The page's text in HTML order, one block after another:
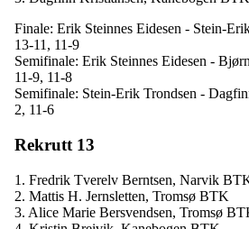
Finale: Erik Steinnes Eidesen - Stein-
13-11, 11-9
Semifinale: Erik Steinnes Eidesen -
11-9, 11-8
Semifinale: Stein-Erik Trondsen -
2, 11-6
Rekrutt 13
1. Fredrik Tverelv Berntsen, Narvik
2. Mattis H. Jernsletten, Tromsø BTK
3. Alice Marie Bersvendsen, Tromsø